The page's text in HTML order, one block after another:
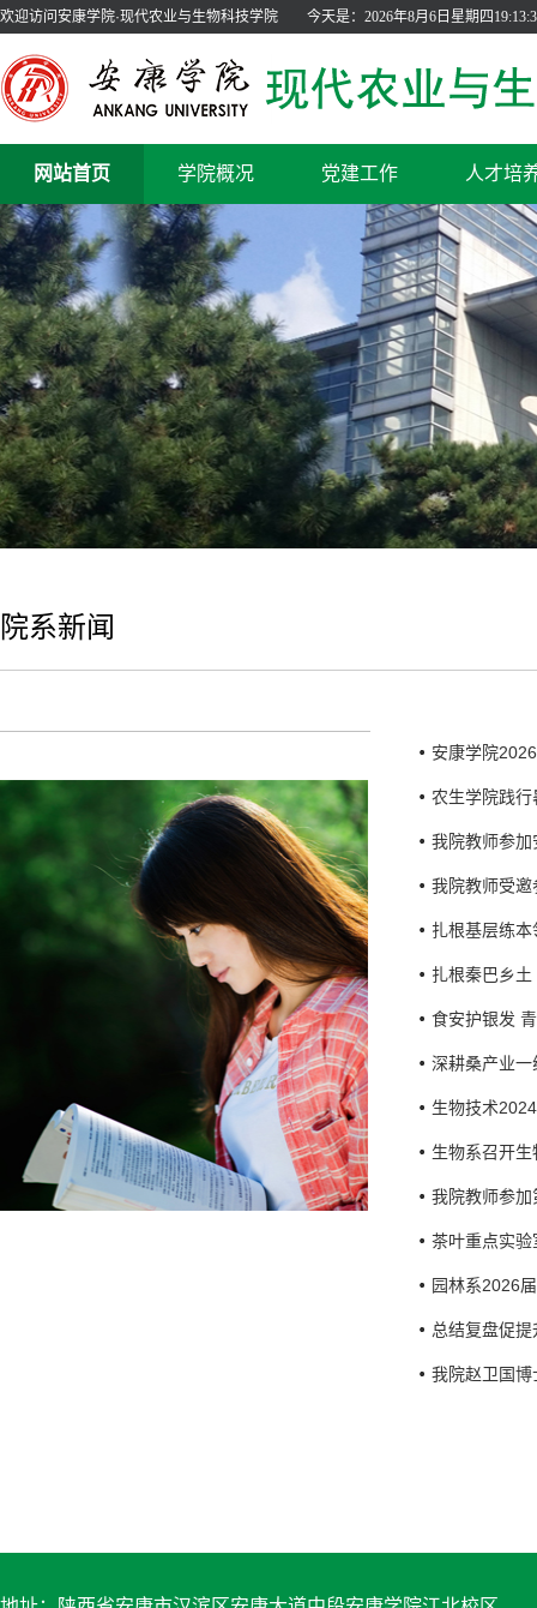
欢迎访问安康学院·现代农业与生物科技学院 今天是： 2026年8月6日星期四
网站首页 学院概况 党建工作 人才培
院系新闻
安康学院
农生学院践行
我院教师参
我院教师受
扎根基层练
扎根秦巴乡
食安护银发
深耕桑产业
生物技术
生物系召开
我院教师参
茶叶重点实
园林系2026
总结复盘促
我院赵卫国